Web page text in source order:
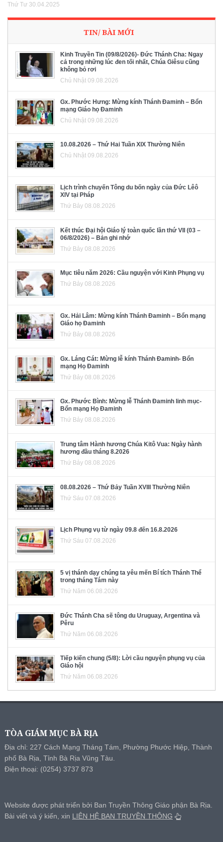
Thứ Tư 30.04.2025
TIN/ BÀI MỚI
Kinh Truyền Tin (09/8/2026)- Đức Thánh Cha: Ngay
cả trong những lúc đen tối nhất, Chúa Giêsu cũng
không bỏ rơi
Chủ Nhật 09.08.2026
Gx. Phước Hưng: Mừng kính Thánh Đaminh – Bổn
mạng Giáo họ Đaminh
Chủ Nhật 09.08.2026
10.08.2026 – Thứ Hai Tuần XIX Thường Niên
Chủ Nhật 09.08.2026
Lịch trình chuyến Tông du bốn ngày của Đức Lêô
XIV tại Pháp
Thứ Bảy 08.08.2026
Kết thúc Đại hội Giáo lý toàn quốc lần thứ VII (03 –
06/8/2026) – Bản ghi nhớ
Thứ Bảy 08.08.2026
Mục tiêu năm 2026: Cầu nguyện với Kinh Phụng vụ
Thứ Bảy 08.08.2026
Gx. Hải Lâm: Mừng kính Thánh Đaminh – Bổn mạng
Giáo họ Đaminh
Thứ Bảy 08.08.2026
Gx. Láng Cát: Mừng lễ kính Thánh Đaminh- Bổn
mạng Họ Đaminh
Thứ Bảy 08.08.2026
Gx. Phước Bình: Mừng lễ Thánh Đaminh linh mục-
Bổn mạng Họ Đaminh
Thứ Bảy 08.08.2026
Trung tâm Hành hương Chúa Kitô Vua: Ngày hành
hương đầu tháng 8.2026
Thứ Bảy 08.08.2026
08.08.2026 – Thứ Bảy Tuần XVIII Thường Niên
Thứ Sáu 07.08.2026
Lịch Phụng vụ từ ngày 09.8 đến 16.8.2026
Thứ Sáu 07.08.2026
5 vị thánh dạy chúng ta yêu mến Bí tích Thánh Thể
trong tháng Tám này
Thứ Năm 06.08.2026
Đức Thánh Cha sẽ tông du Uruguay, Argentina và
Pêru
Thứ Năm 06.08.2026
Tiếp kiến chung (5/8): Lời cầu nguyện phụng vụ của
Giáo hội
Thứ Năm 06.08.2026
TÒA GIÁM MỤC BÀ RỊA
Địa chỉ: 227 Cách Mạng Tháng Tám, Phường Phước Hiệp, Thành
phố Bà Rịa, Tỉnh Bà Rịa Vũng Tàu.
Điện thoại: (0254) 3737 873
Website được phát triển bởi Ban Truyền Thông Giáo phận Bà Rịa.
Bài viết và ý kiến, xin LIÊN HỆ BAN TRUYỀN THÔNG